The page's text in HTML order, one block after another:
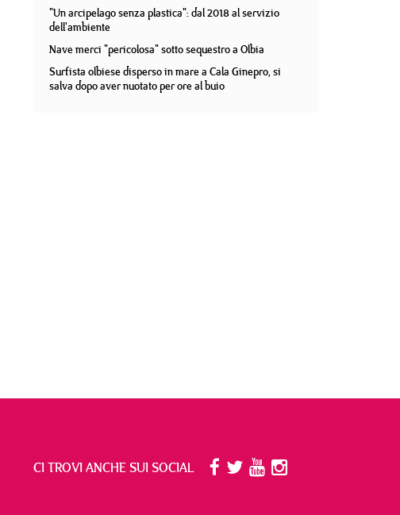
"Un arcipelago senza plastica": dal 2018 al servizio
dell'ambiente
Nave merci "pericolosa" sotto sequestro a Olbia
Surfista olbiese disperso in mare a Cala Ginepro, si
salva dopo aver nuotato per ore al buio
CI TROVI ANCHE SUI SOCIAL